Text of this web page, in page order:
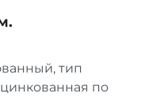
тип
по